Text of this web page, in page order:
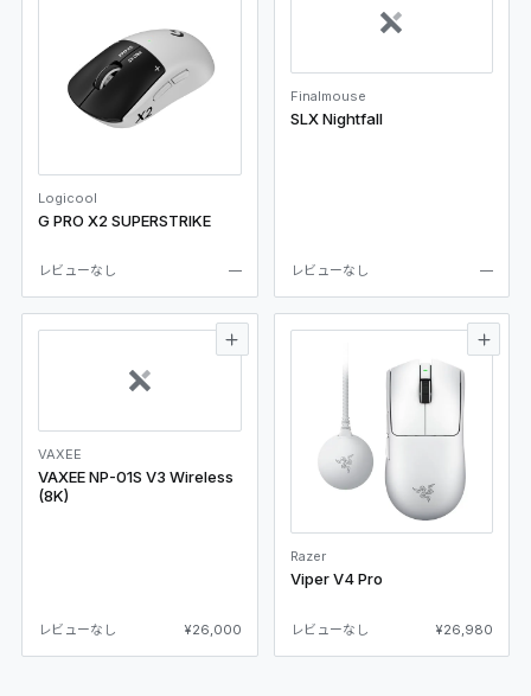
Logicool
G PRO X2 SUPERSTRIKE
レビューなし —
Finalmouse
SLX Nightfall
レビューなし —
VAXEE
VAXEE NP-01S V3 Wireless
(8K)
レビューなし ¥26,000
Razer
Viper V4 Pro
レビューなし ¥26,980